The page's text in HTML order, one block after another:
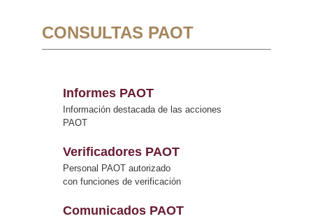
CONSULTAS PAOT
Informes PAOT
Información destacada de las acciones
PAOT
Verificadores PAOT
Personal PAOT autorizado
con funciones de verificación
Comunicados PAOT